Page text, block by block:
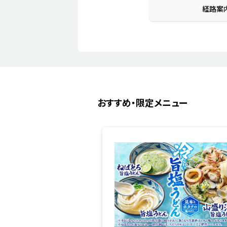
経路案
おすすめ・限定メニュー